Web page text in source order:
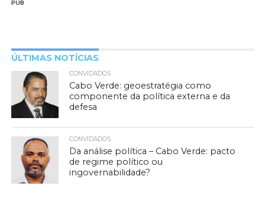
PUB
ÚLTIMAS NOTÍCIAS
CONVIDADOS
Cabo Verde: geoestratégia como
componente da política externa e da
defesa
CONVIDADOS
Da análise política – Cabo Verde: pacto
de regime político ou
ingovernabilidade?